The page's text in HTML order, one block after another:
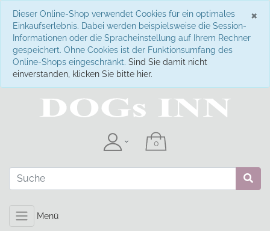
×
Dieser Online-Shop verwendet Cookies für ein optimales
Einkaufserlebnis. Dabei werden beispielsweise die Session-
Informationen oder die Spracheinstellung auf Ihrem Rechner
gespeichert. Ohne Cookies ist der Funktionsumfang des
Online-Shops eingeschränkt. Sind Sie damit nicht
einverstanden, klicken Sie bitte hier.
Menü